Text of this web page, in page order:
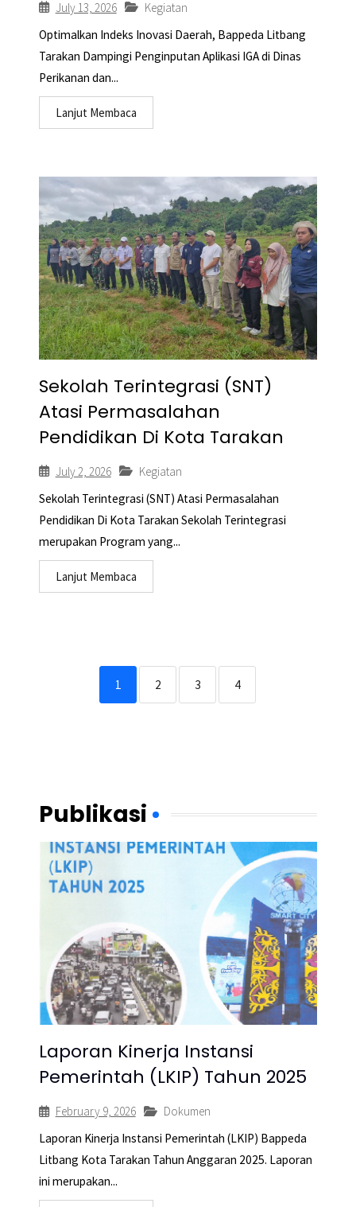
July 13, 2026
Kegiatan
Optimalkan Indeks Inovasi Daerah, Bappeda Litbang
Tarakan Dampingi Penginputan Aplikasi IGA di Dinas
Perikanan dan...
Lanjut Membaca
Sekolah Terintegrasi (SNT)
Atasi Permasalahan
Pendidikan Di Kota Tarakan
July 2, 2026
Kegiatan
Sekolah Terintegrasi (SNT) Atasi Permasalahan
Pendidikan Di Kota Tarakan Sekolah Terintegrasi
merupakan Program yang...
Lanjut Membaca
1 2 3 4
Publikasi
Laporan Kinerja Instansi
Pemerintah (LKIP) Tahun 2025
February 9, 2026
Dokumen
Laporan Kinerja Instansi Pemerintah (LKIP) Bappeda
Litbang Kota Tarakan Tahun Anggaran 2025. Laporan
ini merupakan...